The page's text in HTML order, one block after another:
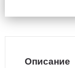
Описание